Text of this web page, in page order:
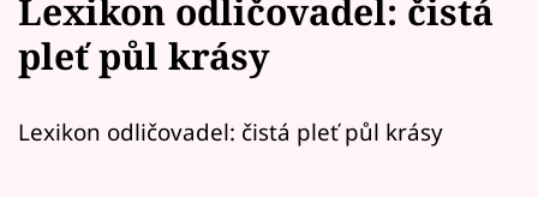
Témata
Celebrity
Lexikon odličovadel: čistá
pleť půl krásy
Lexikon odličovadel: čistá pleť půl krásy